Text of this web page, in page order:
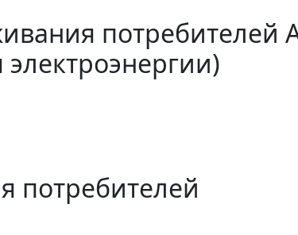
потребителей
потребителей